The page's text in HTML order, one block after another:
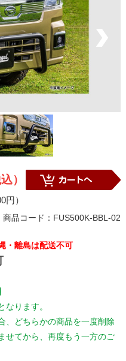
）
円）
商品コード：FUS500K-BBL-02
・離島は配送不可
ります。
どちらかの商品を一度削除
せてから、再度もう一方のご